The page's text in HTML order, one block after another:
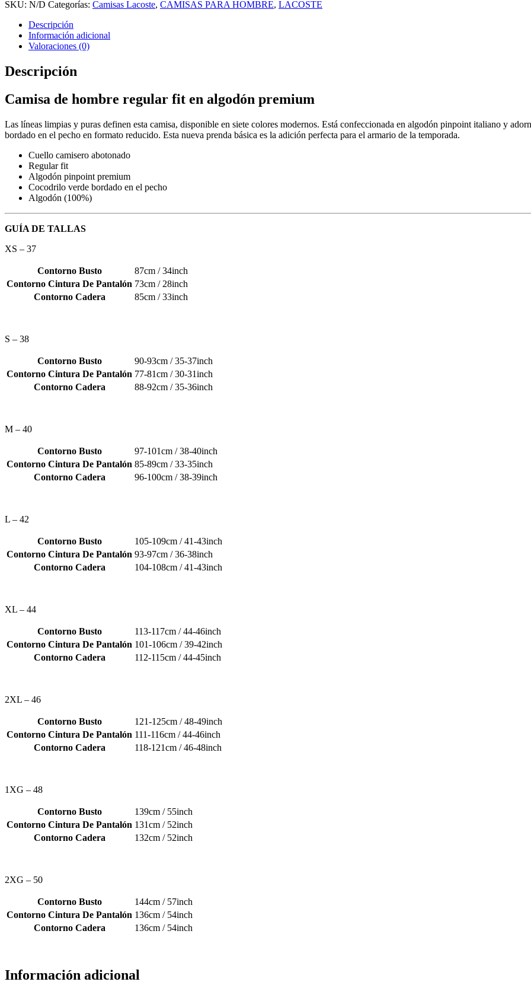
SKU: N/D Categorías: Camisas Lacoste, CAMISAS PARA HOMBRE, LACOSTE
Descripción
Información adicional
Valoraciones (0)
Descripción
Camisa de hombre regular fit en algodón premium
Las líneas limpias y puras definen esta camisa, disponible en siete colores modernos. Está confeccionada en algodón pinpoint italiano y
bordado en el pecho en formato reducido. Esta nueva prenda básica es la adición perfecta para el armario de la temporada.
Cuello camisero abotonado
Regular fit
Algodón pinpoint premium
Cocodrilo verde bordado en el pecho
Algodón (100%)
GUÍA DE TALLAS
XS – 37
Contorno Busto
87cm / 34inch
Contorno Cintura De Pantalón 73cm / 28inch
Contorno Cadera
85cm / 33inch
S – 38
Contorno Busto
90-93cm / 35-37inch
Contorno Cintura De Pantalón 77-81cm / 30-31inch
Contorno Cadera
88-92cm / 35-36inch
M – 40
Contorno Busto
97-101cm / 38-40inch
Contorno Cintura De Pantalón 85-89cm / 33-35inch
Contorno Cadera
96-100cm / 38-39inch
L – 42
Contorno Busto
105-109cm / 41-43inch
Contorno Cintura De Pantalón 93-97cm / 36-38inch
Contorno Cadera
104-108cm / 41-43inch
XL – 44
Contorno Busto
113-117cm / 44-46inch
Contorno Cintura De Pantalón 101-106cm / 39-42inch
Contorno Cadera
112-115cm / 44-45inch
2XL – 46
Contorno Busto
121-125cm / 48-49inch
Contorno Cintura De Pantalón 111-116cm / 44-46inch
Contorno Cadera
118-121cm / 46-48inch
1XG – 48
Contorno Busto
139cm / 55inch
Contorno Cintura De Pantalón 131cm / 52inch
Contorno Cadera
132cm / 52inch
2XG – 50
Contorno Busto
144cm / 57inch
Contorno Cintura De Pantalón 136cm / 54inch
Contorno Cadera
136cm / 54inch
Información adicional